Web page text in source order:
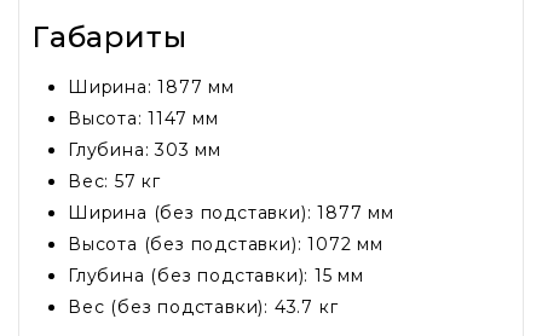
Габариты
Ширина: 1877 мм
Высота: 1147 мм
Глубина: 303 мм
Вес: 57 кг
Ширина (без подставки): 1877 мм
Высота (без подставки): 1072 мм
Глубина (без подставки): 15 мм
Вес (без подставки): 43.7 кг